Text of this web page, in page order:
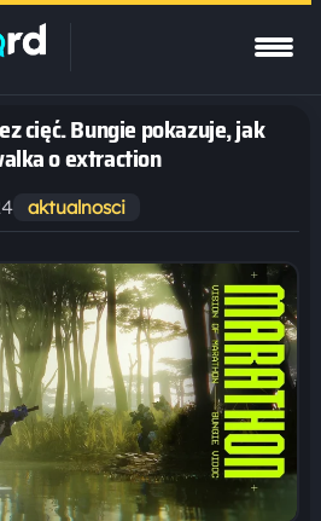
cięć. Bungie pokazuje, jak
o extraction
aktualnosci